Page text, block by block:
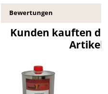
Bewertungen
Kunden kauften
Artikel: